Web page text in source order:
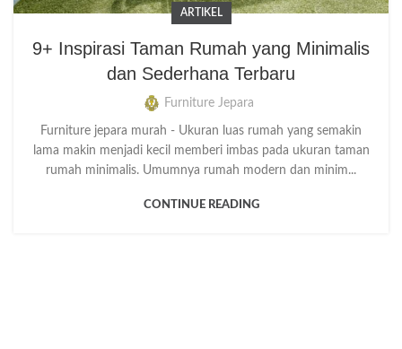
ARTIKEL
9+ Inspirasi Taman Rumah yang Minimalis
dan Sederhana Terbaru
Furniture Jepara
Furniture jepara murah - Ukuran luas rumah yang semakin
lama makin menjadi kecil memberi imbas pada ukuran taman
rumah minimalis. Umumnya rumah modern dan minim...
CONTINUE READING